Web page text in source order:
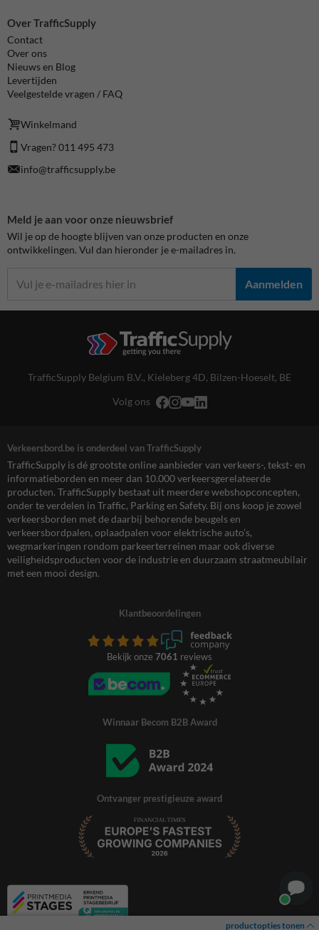
productopties tonen
Over TrafficSupply
Contact
Over ons
Nieuws en Blog
Levertijden
Veelgestelde vragen / FAQ
Winkelmand
Vragen? 011 495 473
info@trafficsupply.be
Meld je aan voor onze nieuwsbrief
Wil je op de hoogte blijven van onze producten en onze
ontwikkelingen. Vul dan hieronder je e-mailadres in.
Aanmelden
TrafficSupply Belgium B.V., Kieleberg 4D, Bilzen-Hoeselt, BE
Volg ons
Verkeersbord.be is onderdeel van TrafficSupply
TrafficSupply is dé grootste online aanbieder van verkeers-, tekst- en
informatieborden en meer dan 10.000 verkeersgerelateerde
producten. TrafficSupply bestaat uit meerdere webshopconcepten,
onder te verdelen in Traffic, Parking en Safety. Bij ons koop je zowel
verkeersborden met de daarbij behorende beugels en
verkeersbordpalen, oplaadpalen voor elektrische auto’s,
wegmarkeringen rondom parkeerterreinen maar ook diverse
veiligheidsproducten voor de industrie en duurzaam straatmeubilair
met een mooi design.
Klantbeoordelingen
Bekijk onze 7061 reviews
Winnaar Becom B2B Award
Ontvanger prestigieuze award